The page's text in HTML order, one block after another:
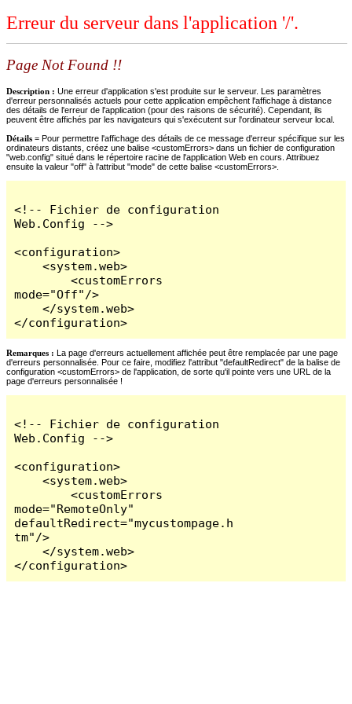
Erreur du serveur dans l'application '/'.
Page Not Found !!
Description : Une erreur d'application s'est produite sur le serveur. Les paramètres
d'erreur personnalisés actuels pour cette application empêchent l'affichage à distance
des détails de l'erreur de l'application (pour des raisons de sécurité). Cependant, ils
peuvent être affichés par les navigateurs qui s'exécutent sur l'ordinateur serveur local.
Détails = Pour permettre l'affichage des détails de ce message d'erreur spécifique sur les
ordinateurs distants, créez une balise <customErrors> dans un fichier de configuration
"web.config" situé dans le répertoire racine de l'application Web en cours. Attribuez
ensuite la valeur "off" à l'attribut "mode" de cette balise <customErrors>.
<!-- Fichier de configuration
Web.Config -->
<configuration>
    <system.web>
        <customErrors
mode="Off"/>
    </system.web>
</configuration>
Remarques : La page d'erreurs actuellement affichée peut être remplacée par une page
d'erreurs personnalisée. Pour ce faire, modifiez l'attribut "defaultRedirect" de la balise de
configuration <customErrors> de l'application, de sorte qu'il pointe vers une URL de la
page d'erreurs personnalisée !
<!-- Fichier de configuration
Web.Config -->
<configuration>
    <system.web>
        <customErrors
mode="RemoteOnly"
defaultRedirect="mycustompage.h
tm"/>
    </system.web>
</configuration>